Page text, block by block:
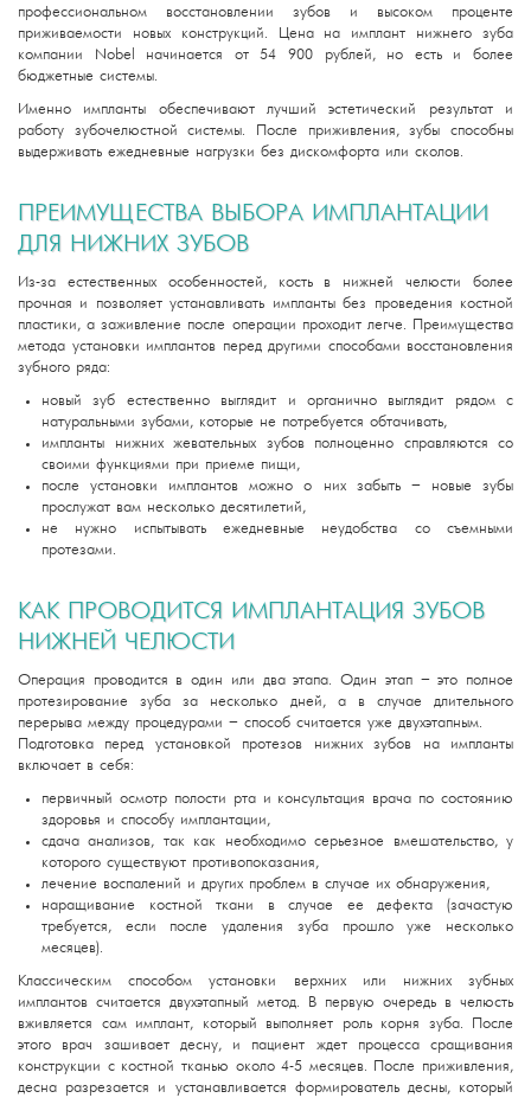
профессиональном восстановлении зубов и высоком проценте
приживаемости новых конструкций. Цена на имплант нижнего зуба
компании Nobel начинается от 54 900 рублей, но есть и более
бюджетные системы.
Именно импланты обеспечивают лучший эстетический результат и
работу зубочелюстной системы. После приживления, зубы способны
выдерживать ежедневные нагрузки без дискомфорта или сколов.
ПРЕИМУЩЕСТВА ВЫБОРА ИМПЛАНТАЦИИ
ДЛЯ НИЖНИХ ЗУБОВ
Из-за естественных особенностей, кость в нижней челюсти более
прочная и позволяет устанавливать импланты без проведения костной
пластики, а заживление после операции проходит легче. Преимущества
метода установки имплантов перед другими способами восстановления
зубного ряда:
новый зуб естественно выглядит и органично выглядит рядом с
натуральными зубами, которые не потребуется обтачивать,
импланты нижних жевательных зубов полноценно справляются со
своими функциями при приеме пищи,
после установки имплантов можно о них забыть – новые зубы
прослужат вам несколько десятилетий,
не нужно испытывать ежедневные неудобства со съемными
протезами.
КАК ПРОВОДИТСЯ ИМПЛАНТАЦИЯ ЗУБОВ
НИЖНЕЙ ЧЕЛЮСТИ
Операция проводится в один или два этапа. Один этап – это полное
протезирование зуба за несколько дней, а в случае длительного
перерыва между процедурами – способ считается уже двухэтапным.
Подготовка перед установкой протезов нижних зубов на импланты
включает в себя:
первичный осмотр полости рта и консультация врача по состоянию
здоровья и способу имплантации,
сдача анализов, так как необходимо серьезное вмешательство, у
которого существуют противопоказания,
лечение воспалений и других проблем в случае их обнаружения,
наращивание костной ткани в случае ее дефекта (зачастую
требуется, если после удаления зуба прошло уже несколько
месяцев).
Классическим способом установки верхних или нижних зубных
имплантов считается двухэтапный метод. В первую очередь в челюсть
вживляется сам имплант, который выполняет роль корня зуба. После
этого врач зашивает десну, и пациент ждет процесса сращивания
конструкции с костной тканью около 4-5 месяцев. После приживления,
десна разрезается и устанавливается формирователь десны, который